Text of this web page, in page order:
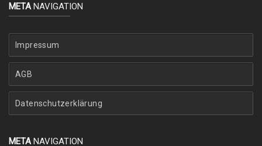
META NAVIGATION
Impressum
AGB
Datenschutzerklärung
META NAVIGATION